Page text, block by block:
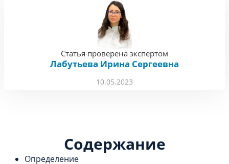
10.05.2023
Статья проверена экспертом
Лабутьева Ирина Сергеевна
Содержание
Определение